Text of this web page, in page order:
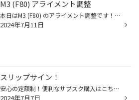
M3 (F80) アライメント調整
本日はM3 (F80) のアライメント調整です！ かっこいいですね～ 安心の定額制！便利なサブスク購入はこちらをクリック タイヤ館ネットショッピング！お買い得商品はこちらをクリック Amazon購入はこちらをクリック アーム類を交換したようで数値はぐっちゃぐちゃ… このまま走ると挙動もタイヤもひど...
2024年7月11日
スリップサイン！
安心の定額制！便利なサブスク購入はこちらをクリック タイヤ館ネットショッピング！お買い得商品はこちらをクリック Amazon購入はこちらをクリック 溝（横方向）の間に何だか黒いポコっとしている部分（赤まる）が スリップサインといわれるものです。 タイヤの全部の溝の残り1.6㎜のところです。 ...
2024年7月7日